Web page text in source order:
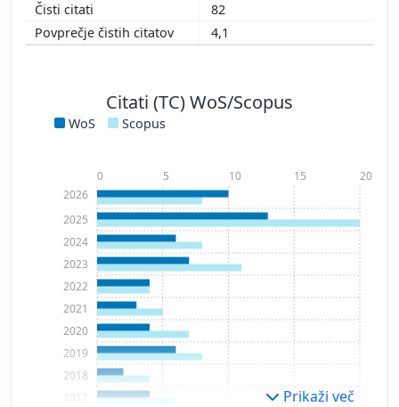
82
4,1
Citati (TC) WoS/Scopus
WoS Scopus
2017
2018
2019
2020
2021
2022
2023
2024
2025
2026
0 5 10 15 20
Prikaži več